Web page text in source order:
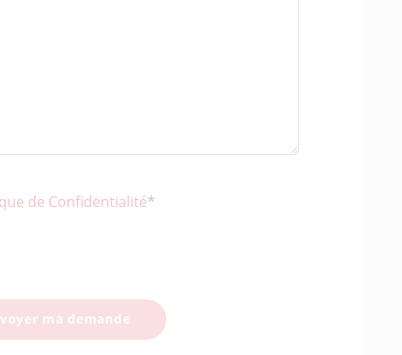
de Confidentialité*